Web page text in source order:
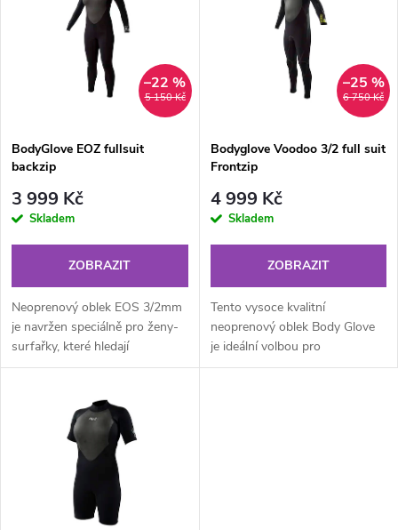
p
r
o
d
u
Abecedně
s
p
r
d
u
5 150 Kč
–22 %
BodyGlove EOZ fullsuit
backzip
3 999 Kč
Skladem
ZOBRAZIT
Neoprenový oblek EOS 3/2mm
je navržen speciálně pro ženy-
surfařky, které hledají
kombinaci výkonu, stylu a
chladným počasím....
6 750 Kč
–25 %
Bodyglove Voodoo 3/2 full suit
Frontzip
4 999 Kč
Skladem
ZOBRAZIT
Tento vysoce kvalitní
neoprenový oblek Body Glove
je ideální volbou pro
wakeboarding v českých